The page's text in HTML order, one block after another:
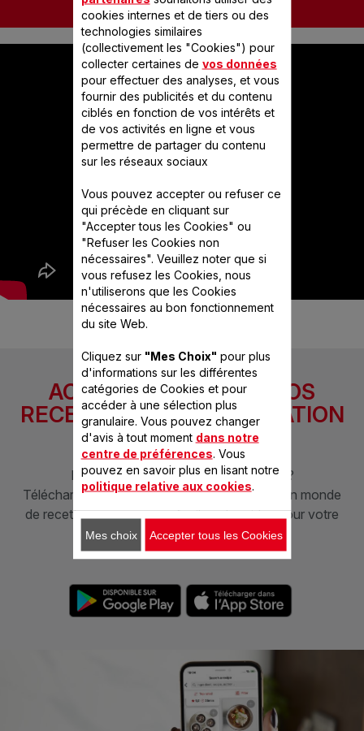
ACCÉDER À TOUTES NOS
RECETTES SUR L'APPLICATION
SEB
Envie de plus d'idées pour vos repas ?
Téléchargez l'application SEB et découvrez un monde
de recettes savoureuses, faciles et rapides pour votre
quotidien
cookies internes et de tiers ou des
technologies similaires
(collectivement les "Cookies") pour
collecter certaines de vos données
pour effectuer des analyses, et vous
fournir des publicités et du contenu
ciblés en fonction de vos intérêts et
de vos activités en ligne et vous
permettre de partager du contenu
sur les réseaux sociaux
Vous pouvez accepter ou refuser ce
qui précède en cliquant sur
"Accepter tous les Cookies" ou
"Refuser les Cookies non
nécessaires". Veuillez noter que si
vous refusez les Cookies, nous
n'utiliserons que les Cookies
nécessaires au bon fonctionnement
du site Web.
Cliquez sur "Mes Choix" pour plus
d'informations sur les différentes
catégories de Cookies et pour
accéder à une sélection plus
granulaire. Vous pouvez changer
d'avis à tout moment dans notre
centre de préférences. Vous
pouvez en savoir plus en lisant notre
politique relative aux cookies.
Mes choix Accepter tous les Cookies